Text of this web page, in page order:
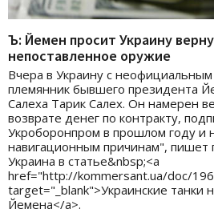
Ъ: Йемен просит Украину
непоставленное оружие
Вчера в Украину с
племянник бывшего президента
Салеха Тарик Салех. Он намерен
возврате денег по контракту,
Укроборонпром в прошлом году и
навигационным причинам", пишет
Украина в статье&nbsp;<a
href="http://kommersant.ua/doc/
target="_blank">Украинские танки
Йемена</a>.